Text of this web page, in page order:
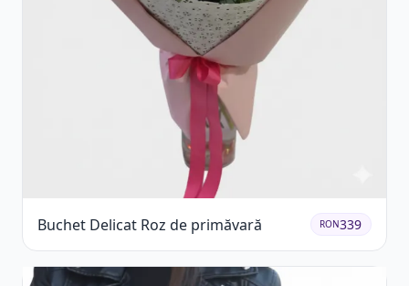
Buchet Delicat Roz de primăvară RON339